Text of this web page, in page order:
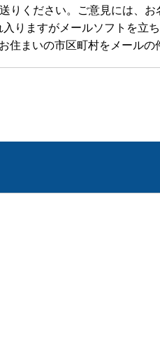
りください。ご意見には、
りますがメールソフトを立
まいの市区町村をメールの